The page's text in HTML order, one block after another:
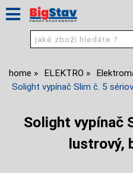
home ELEKTRO
Solight vypínač Slim č. 5
Solight vypínač
lustrový,